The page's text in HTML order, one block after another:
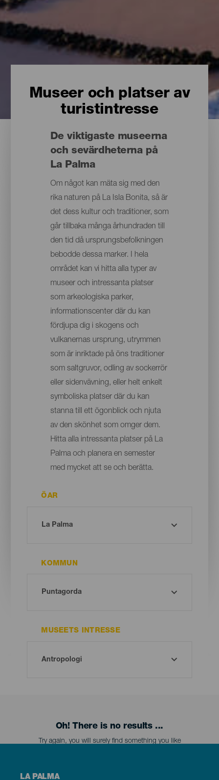
Museer och platser av
turistintresse
De viktigaste museerna
och sevärdheterna på
La Palma
Om något kan mäta sig med den
rika naturen på La Isla Bonita, så är
det dess kultur och traditioner, som
går tillbaka många århundraden till
den tid då ursprungsbefolkningen
bebodde dessa marker. I hela
området kan vi hitta alla typer av
museer och intressanta platser
som arkeologiska parker,
informationscenter där du kan
fördjupa dig i skogens och
vulkanernas ursprung, utrymmen
som är inriktade på öns traditioner
som saltgruvor, odling av sockerrör
eller sidenvävning, eller helt enkelt
symboliska platser där du kan
stanna till ett ögonblick och njuta
av den skönhet som omger dem.
Hitta alla intressanta platser på La
Palma och planera en semester
med mycket att se och berätta.
ÖAR
KOMMUN
MUSEETS INTRESSE
Oh! There is no results ...
Try again, you will surely find something you like
Menú
LA PALMA